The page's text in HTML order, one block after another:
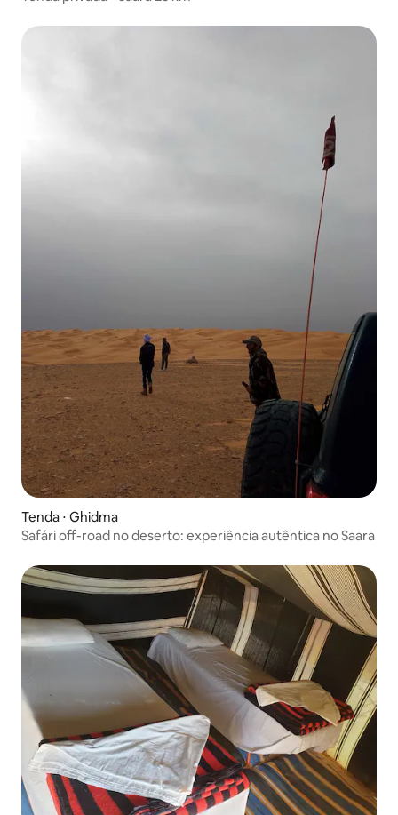
Tenda ⋅ Ghidma
Safári off-road no deserto: experiência autêntica no Saara